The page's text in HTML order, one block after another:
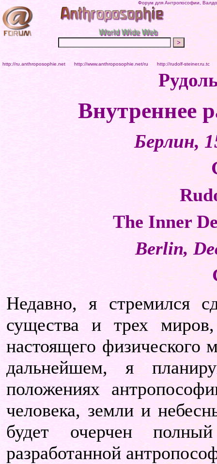
Форум для Антропософии,
http://ru.anthroposophie.net http://www.anthroposophie.net/ru http://rudolf-steiner.ru.tc
Внутреннее
Берлин,
The Inner
Berlin,
Недавно, я стремился
существа и трех
настоящего
дальнейшем, я
положениях
человека, земли и
будет очерчен
разработанной